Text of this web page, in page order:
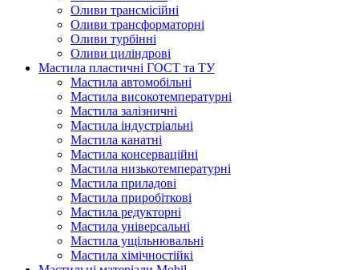
Оливи трансмісійні
Оливи трансформаторні
Оливи турбінні
Оливи циліндрові
Мастила пластичні ГОСТ та ТУ
Мастила автомобільні
Мастила високотемпературні
Мастила залізничні
Мастила індустріальні
Мастила канатні
Мастила консерваційні
Мастила низькотемпературні
Мастила приладові
Мастила приробіткові
Мастила редукторні
Мастила універсальні
Мастила ущільнювальні
Мастила хімічностійкі